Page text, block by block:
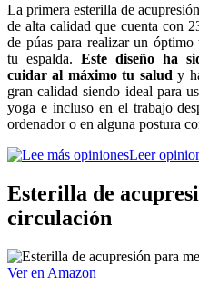
La primera esterilla de
de alta calidad que cuenta con
de púas para realizar un
tu espalda. Este diseño ha
cuidar al máximo tu saludy
gran calidad siendo ideal para
yoga e incluso en el trabajo
ordenador o en alguna postura
Leer
Esterilla de
circulación
Ver en Amazon